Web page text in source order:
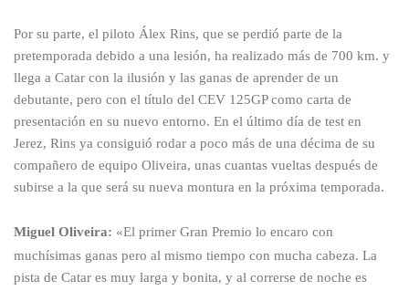
Por su parte, el piloto Álex Rins, que se perdió parte de la
pretemporada debido a una lesión, ha realizado más de 700 km. y
llega a Catar con la ilusión y las ganas de aprender de un
debutante, pero con el título del CEV 125GP como carta de
presentación en su nuevo entorno. En el último día de test en
Jerez, Rins ya consiguió rodar a poco más de una décima de su
compañero de equipo Oliveira, unas cuantas vueltas después de
subirse a la que será su nueva montura en la próxima temporada.
Miguel Oliveira: «El primer Gran Premio lo encaro con
muchísimas ganas pero al mismo tiempo con mucha cabeza. La
pista de Catar es muy larga y bonita, y al correrse de noche es